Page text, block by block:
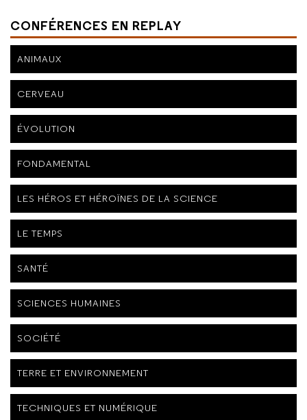
CONFÉRENCES EN REPLAY
ANIMAUX
CERVEAU
ÉVOLUTION
FONDAMENTAL
LES HÉROS ET HÉROÏNES DE LA SCIENCE
LE TEMPS
SANTÉ
SCIENCES HUMAINES
SOCIÉTÉ
TERRE ET ENVIRONNEMENT
TECHNIQUES ET NUMÉRIQUE